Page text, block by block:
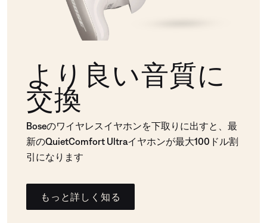
より良い音質に
交換
Boseのワイヤレスイヤホンを下取りに出すと、最
新のQuietComfort Ultraイヤホンが最大100ドル割
引になります
もっと詳しく知る